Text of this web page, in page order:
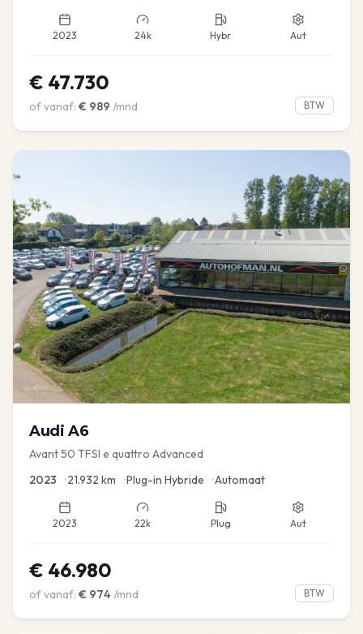
2023 24k Hybr Aut
€ 47.730
of vanaf: € 989 /mnd BTW
Audi A6
Avant 50 TFSI e quattro Advanced
2023 •21.932 km •Plug-in Hybride •Automaat
2023 22k Plug Aut
€ 46.980
of vanaf: € 974 /mnd BTW